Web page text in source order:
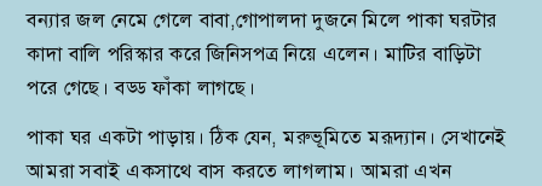
বন্যার জল নেমে গেলে বাবা,গোপালদা দুজনে মিলে পাকা ঘরটার
কাদা বালি পরিস্কার করে জিনিসপত্র নিয়ে এলেন। মাটির বাড়িটা
পরে গেছে। বড্ড ফাঁকা লাগছে।
পাকা ঘর একটা পাড়ায়। ঠিক যেন, মরুভূমিতে মরূদ্যান। সেখানেই
আমরা সবাই একসাথে বাস করতে লাগলাম। আমরা এখন